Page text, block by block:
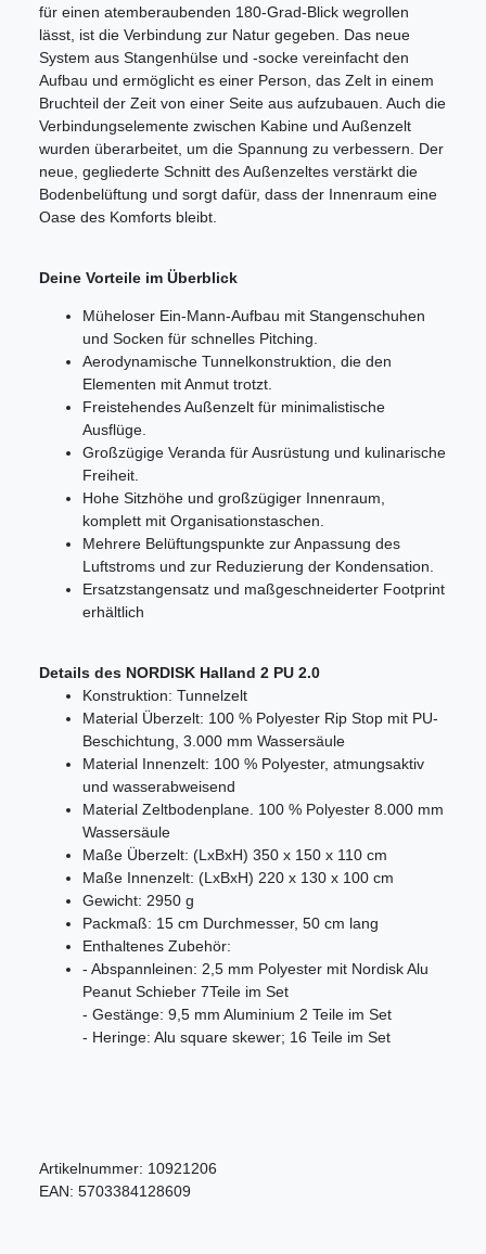
für einen atemberaubenden 180-Grad-Blick wegrollen
lässt, ist die Verbindung zur Natur gegeben. Das neue
System aus Stangenhülse und -socke vereinfacht den
Aufbau und ermöglicht es einer Person, das Zelt in einem
Bruchteil der Zeit von einer Seite aus aufzubauen. Auch die
Verbindungselemente zwischen Kabine und Außenzelt
wurden überarbeitet, um die Spannung zu verbessern. Der
neue, gegliederte Schnitt des Außenzeltes verstärkt die
Bodenbelüftung und sorgt dafür, dass der Innenraum eine
Oase des Komforts bleibt.
Deine Vorteile im Überblick
Müheloser Ein-Mann-Aufbau mit Stangenschuhen
und Socken für schnelles Pitching.
Aerodynamische Tunnelkonstruktion, die den
Elementen mit Anmut trotzt.
Freistehendes Außenzelt für minimalistische
Ausflüge.
Großzügige Veranda für Ausrüstung und kulinarische
Freiheit.
Hohe Sitzhöhe und großzügiger Innenraum,
komplett mit Organisationstaschen.
Mehrere Belüftungspunkte zur Anpassung des
Luftstroms und zur Reduzierung der Kondensation.
Ersatzstangensatz und maßgeschneiderter Footprint
erhältlich
Details des NORDISK Halland 2 PU 2.0
Konstruktion: Tunnelzelt
Material Überzelt: 100 % Polyester Rip Stop mit PU-
Beschichtung, 3.000 mm Wassersäule
Material Innenzelt: 100 % Polyester, atmungsaktiv
und wasserabweisend
Material Zeltbodenplane. 100 % Polyester 8.000 mm
Wassersäule
Maße Überzelt: (LxBxH) 350 x 150 x 110 cm
Maße Innenzelt: (LxBxH) 220 x 130 x 100 cm
Gewicht: 2950 g
Packmaß: 15 cm Durchmesser, 50 cm lang
Enthaltenes Zubehör:
- Abspannleinen: 2,5 mm Polyester mit Nordisk Alu
Peanut Schieber 7Teile im Set
- Gestänge: 9,5 mm Aluminium 2 Teile im Set
- Heringe: Alu square skewer; 16 Teile im Set
Artikelnummer: 10921206
EAN: 5703384128609